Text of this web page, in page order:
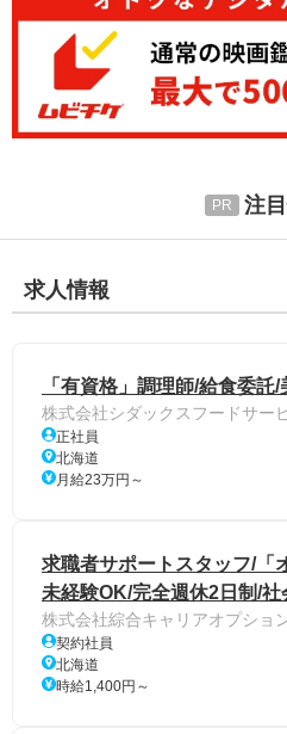
注
求人情報
「有資格」調理師/給食委
株式会社シダックスフードサー
正社員
北海道
月給23万円～
求職者サポートスタッフ/「
未経験OK/完全週休2日制/社
株式会社綜合キャリアオプショ
契約社員
北海道
時給1,400円～